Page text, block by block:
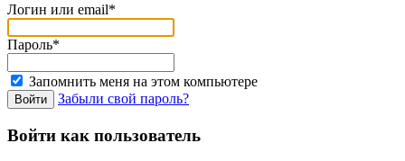
Логин или email*
Пароль*
Запомнить меня на этом компьютере
Забыли свой пароль?
Войти как пользователь